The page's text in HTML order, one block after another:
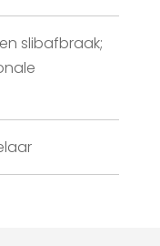
slibafbraak;